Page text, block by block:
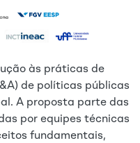
às práticas de
de políticas públicas
A proposta parte das
por equipes técnicas
fundamentais,